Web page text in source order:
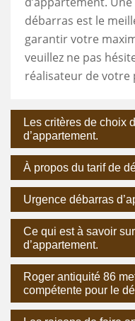
débarras est le
garantir votre
veuillez ne pas
réalisateur de votre
Les critères de choix
d’appartement.
À propos du tarif de
Urgence débarras
Ce qui est à savoir
d’appartement.
Roger antiquité 86
compétente pour le